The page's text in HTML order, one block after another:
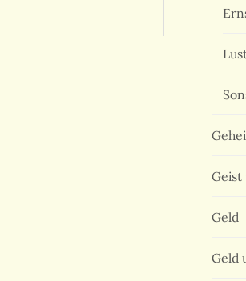
Geist
Geld
Geld